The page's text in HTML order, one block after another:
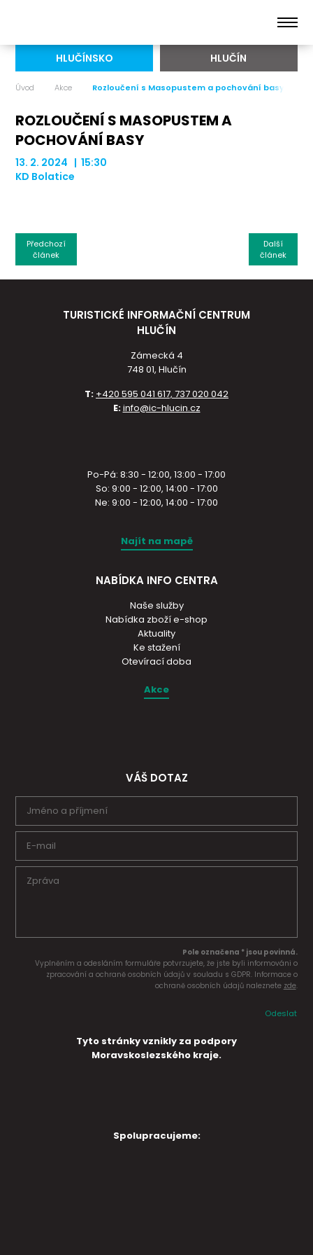
HLUČÍNSKO HLUČÍN
Úvod Akce Rozloučení s Masopustem a pochování basy
ROZLOUČENÍ S MASOPUSTEM A
POCHOVÁNÍ BASY
13. 2. 2024 | 15:30
KD Bolatice
Další
článek
Předchozí
článek
TURISTICKÉ INFORMAČNÍ CENTRUM
HLUČÍN
Zámecká 4
748 01, Hlučín
T: +420 595 041 617, 737 020 042
E:info@ic-hlucin.cz
Po-Pá: 8:30 - 12:00, 13:00 - 17:00
So: 9:00 - 12:00, 14:00 - 17:00
Ne: 9:00 - 12:00, 14:00 - 17:00
Najít na mapě
NABÍDKA INFO CENTRA
Naše služby
Nabídka zboží e-shop
Aktuality
Ke stažení
Otevírací doba
Akce
VÁŠ DOTAZ
Pole označena * jsou povinná.
Vyplněním a odesláním formuláře potvrzujete, že jste byli informováni o
zpracování a ochraně osobních údajů v souladu s GDPR. Informace o
ochraně osobních údajů naleznete zde.
Odeslat
Tyto stránky vznikly za podpory
Moravskoslezského kraje.
Spolupracujeme: